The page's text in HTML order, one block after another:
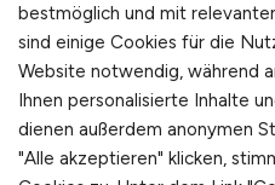
Ingenieurin
Die Autobahn GmbH
gestern
bestmöglich und mit
sind einige Cookies für die
Website notwendig, während
Ihnen personalisierte Inhalte
dienen außerdem anonymen
"Alle akzeptieren" klicken,